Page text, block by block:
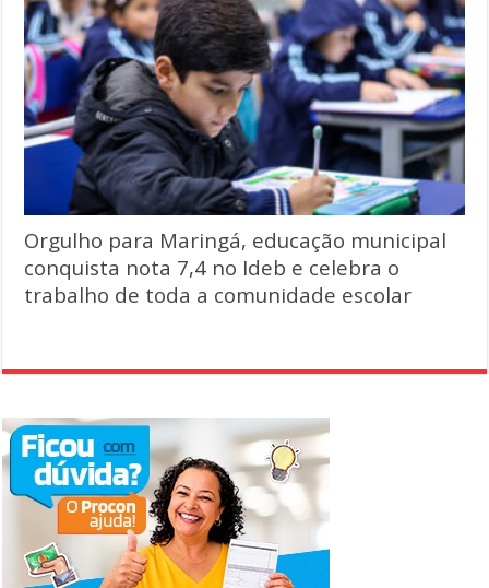
Orgulho para Maringá, educação municipal
conquista nota 7,4 no Ideb e celebra o
trabalho de toda a comunidade escolar